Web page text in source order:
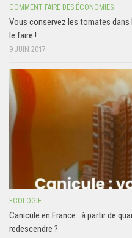
COMMENT FAIRE DES ÉCONOMIES
Vous conservez les tomates
le faire !
9 JUIN 2017
ECOLOGIE
Canicule en France : à partir de
redescendre ?